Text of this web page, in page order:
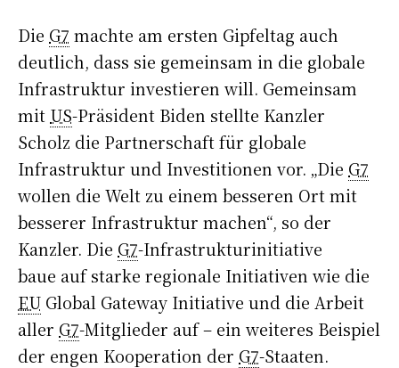
Die G7 machte am ersten Gipfeltag auch
deutlich, dass sie gemeinsam in die globale
Infrastruktur investieren will. Gemeinsam
mit US-Präsident Biden stellte Kanzler
Scholz die Partnerschaft für globale
Infrastruktur und Investitionen vor. „Die G7
wollen die Welt zu einem besseren Ort mit
besserer Infrastruktur machen“, so der
Kanzler. Die G7-Infrastrukturinitiative
baue auf starke regionale Initiativen wie die
EU Global Gateway Initiative und die Arbeit
aller G7-Mitglieder auf – ein weiteres Beispiel
der engen Kooperation der G7-Staaten.